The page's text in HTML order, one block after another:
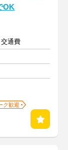
OK
通費
ク歓迎